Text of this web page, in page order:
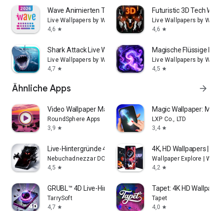
Wave Animierten Tastatur
Live Wallpapers by Wave Studio
4,6 star
Futuristic 3D Tech
Live Wallpapers by
4,6 star
Shark Attack Live Wallpaper HD
Live Wallpapers by Wave Studio
4,7 star
Magische Flüssige
Live Wallpapers by
4,5 star
Ähnliche Apps arrow_forward
Video Wallpaper Maker Lite
RoundSphere Apps
3,9 star
Magic Wallpaper:
LXP Co., LTD
3,4 star
Live-Hintergründe 4D-Video 3D
Nebuchadnezzar DOO
4,5 star
4K, HD Wallpapers |
Wallpaper Explore |
4,2 star
GRUBL™ 4D Live-Hintergründe KI
TarrySoft
4,7 star
Tapet: 4K HD
Tapet
4,0 star